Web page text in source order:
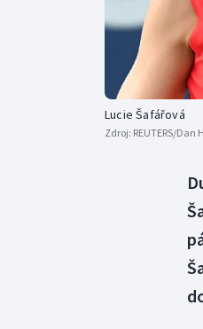
Lucie Šafářová
Zdroj: REUTERS/Dan